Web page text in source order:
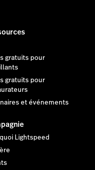
gratuits pour
gratuits pour
et événements
Lightspeed